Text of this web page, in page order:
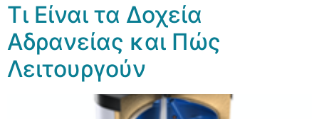
Τι Είναι τα Δοχεία
Αδρανείας και Πώς
Λειτουργούν